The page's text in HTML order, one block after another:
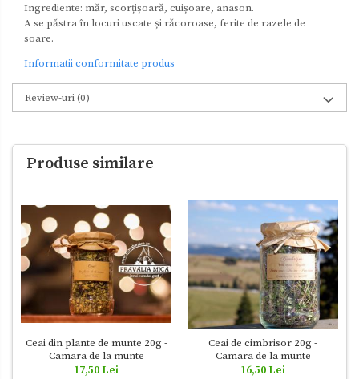
Ingrediente: măr, scorțișoară, cuișoare, anason.
A se păstra în locuri uscate și răcoroase, ferite de razele de
soare.
Informatii conformitate produs
Review-uri(0)
Produse similare
Ceai din plante de munte 20g -
Camara de la munte
17,50 Lei
Ceai de cimbrisor 20g -
Camara de la munte
16,50 Lei